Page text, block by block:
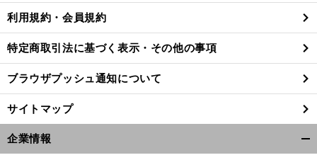
利用規約・会員規約
特定商取引法に基づく表示・その他の事項
ブラウザプッシュ通知について
サイトマップ
企業情報